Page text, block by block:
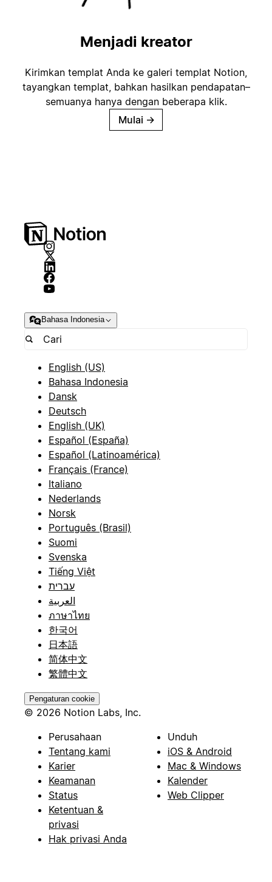
Menjadi kreator
Kirimkan templat Anda ke galeri templat Notion,
tayangkan templat, bahkan hasilkan pendapatan–
semuanya hanya dengan beberapa klik.
Mulai →
Bahasa Indonesia
English (US)
Bahasa Indonesia
Dansk
Deutsch
English (UK)
Español (España)
Español (Latinoamérica)
Français (France)
Italiano
Nederlands
Norsk
Português (Brasil)
Suomi
Svenska
Tiếng Việt
עברית
العربية
ภาษาไทย
한국어
日本語
简体中文
繁體中文
Pengaturan cookie
© 2026 Notion Labs, Inc.
Perusahaan
Tentang kami
Karier
Keamanan
Status
Ketentuan &
privasi
Hak privasi Anda
Unduh
iOS & Android
Mac & Windows
Kalender
Web Clipper